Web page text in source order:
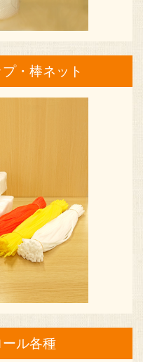
・棒ネット
ル各種